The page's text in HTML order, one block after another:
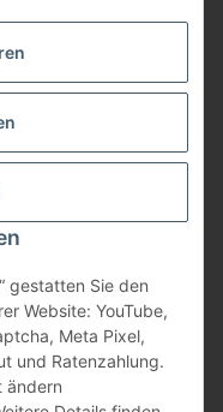
gestatten Sie den
Website: YouTube,
Meta Pixel,
und Ratenzahlung.
ändern